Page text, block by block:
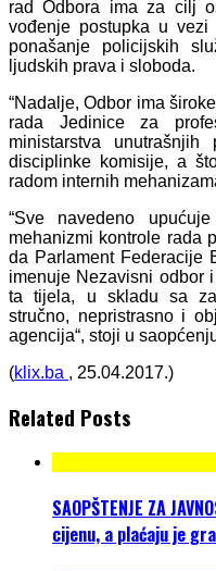
rad Odbora ima za cilj
vođenje postupka u
ponašanje policijskih
ljudskih prava i sloboda.
“Nadalje, Odbor ima
rada Jedinice za
ministarstva
disciplinke komisije, a
radom internih
“Sve navedeno
mehanizmi kontrole rada
da Parlament Federacije
imenuje Nezavisni odbor
ta tijela, u skladu sa
stručno, nepristrasno i
agencija“, stoji u
(klix.ba , 25.04.2017.)
Related Posts
SAOPŠTENJE ZA
cijenu, a plaćaju je